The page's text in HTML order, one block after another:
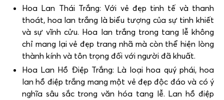
Hoa Lan Thái Trắng: Với vẻ đẹp tinh tế và thanh
thoát, hoa lan trắng là biểu tượng của sự tinh khiết
và sự vĩnh cửu. Hoa lan trắng trong tang lễ không
chỉ mang lại vẻ đẹp trang nhã mà còn thể hiện lòng
thành kính và tôn trọng đối với người đã khuất.
Hoa Lan Hồ Điệp Trắng: Là loại hoa quý phái, hoa
lan hồ điệp trắng mang một vẻ đẹp độc đáo và có ý
nghĩa sâu sắc trong văn hóa tang lễ. Lan hồ điệp